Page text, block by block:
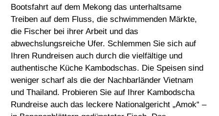
Bootsfahrt auf dem Mekong das unterhaltsame
Treiben auf dem Fluss, die schwimmenden Märkte,
die Fischer bei ihrer Arbeit und das
abwechslungsreiche Ufer. Schlemmen Sie sich auf
Ihren Rundreisen auch durch die vielfältige und
authentische Küche Kambodschas. Die Speisen sind
weniger scharf als die der Nachbarländer Vietnam
und Thailand. Probieren Sie auf Ihrer Kambodscha
Rundreise auch das leckere Nationalgericht „Amok“ –